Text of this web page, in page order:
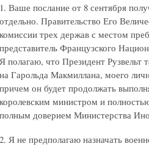
1. Ваше послание от 8 сентября
отдельно. Правительство Его
комиссии трех держав с местом
представитель Французского
Я полагаю, что Президент Рузвельт
на Гарольда Макмиллана, моего
причем он будет продолжать
королевским министром и
полным доверием Министерства
2. Я не предполагаю назначать